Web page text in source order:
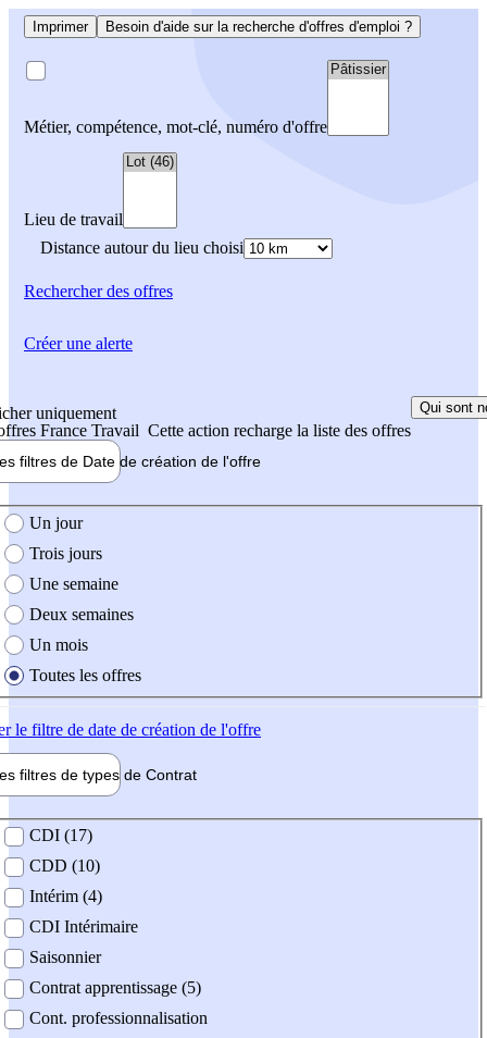
Imprimer Besoin d'aide sur la recherche d'offres d'emploi ?
Métier, compétence, mot-clé, numéro d'offre
Lieu de travail
Distance autour du lieu choisi
Rechercherdes offres
uniquement
France Travail Cette action recharge la liste des offres
Qui sont
filtres de Date de création de l'offre
création de l'offre
Un jour
Trois jours
Une semaine
Deux semaines
Un mois
Toutes les offres
le filtre de date de création de l'offre
filtres de types de Contrat
contrat
CDI (17)
CDD (10)
Intérim (4)
CDI Intérimaire
Saisonnier
Contrat apprentissage (5)
Cont. professionnalisation
Créer une alerte